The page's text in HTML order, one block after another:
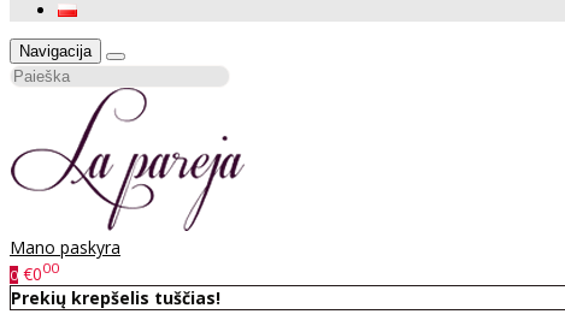
Navigacija
Mano paskyra
0 €000
Prekių krepšelis tuščias!